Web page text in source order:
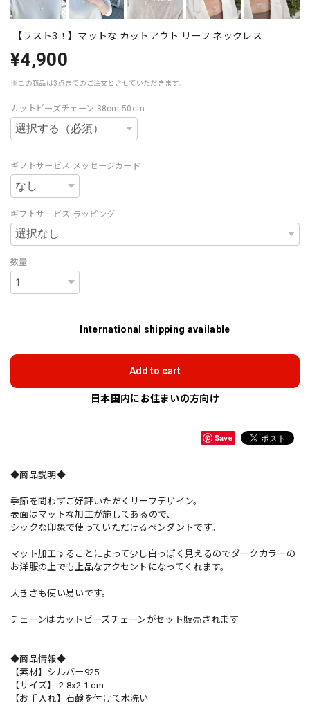
【ラスト3！】マットな カットアウト リーフ ネックレス
¥4,900
※この商品は3点までのご注文とさせていただきます。
カットビーズチェーン 38cm-50cm
ギフトサービス:メッセージカード
ギフトサービス ラッピング
数量
International shipping available
Add to cart
日本国内にお住まいの方向け
Save
◆商品説明◆
季節を問わずご好評いただくリーフデザイン。
表面はマットな加工が施してあるので、
シックな印象で使っていただけるペンダントです。
マット加工することによって少し白っぽく見えるのでダークカラーの
お洋服の上でも上品なアクセントになってくれます。
大きさも使い易いです。
チェーンはカットビーズチェーンがセット販売されます
◆商品情報◆
【素材】シルバー925
【サイズ】 2.8x2.1 cm
【お手入れ】石鹸を付けて水洗い